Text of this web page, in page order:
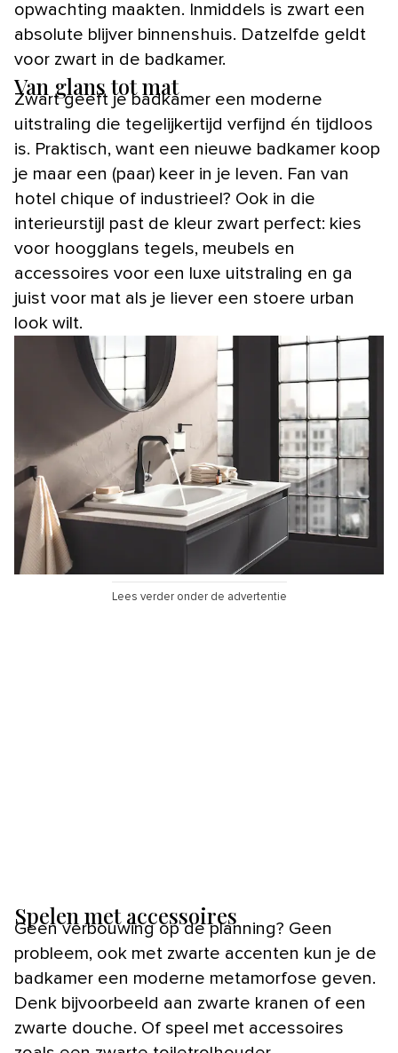
opwachting maakten. Inmiddels is zwart een
absolute blijver binnenshuis. Datzelfde geldt
voor zwart in de badkamer.
Van glans tot mat
Zwart geeft je badkamer een moderne
uitstraling die tegelijkertijd verfijnd én tijdloos
is. Praktisch, want een nieuwe badkamer koop
je maar een (paar) keer in je leven. Fan van
hotel chique of industrieel? Ook in die
interieurstijl past de kleur zwart perfect: kies
voor hoogglans tegels, meubels en
accessoires voor een luxe uitstraling en ga
juist voor mat als je liever een stoere urban
look wilt.
Lees verder onder de advertentie
Spelen met accessoires
Geen verbouwing op de planning? Geen
probleem, ook met zwarte accenten kun je de
badkamer een moderne metamorfose geven.
Denk bijvoorbeeld aan zwarte kranen of een
zwarte douche. Of speel met accessoires